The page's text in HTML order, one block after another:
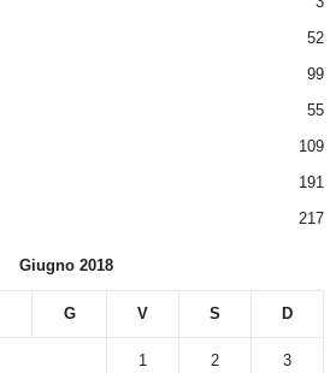
52
99
55
109
191
217
Giugno 2018
G V S D
1 2 3